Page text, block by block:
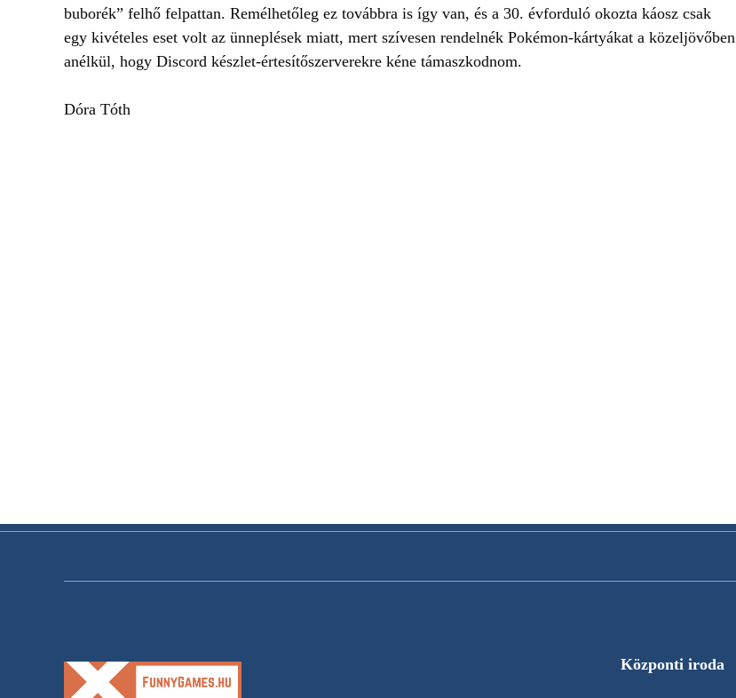
buborék” felhő felpattan. Remélhetőleg ez továbbra is így van, és a 30. évforduló okozta káosz csak
egy kivételes eset volt az ünneplések miatt, mert szívesen rendelnék Pokémon-kártyákat a közeljövőben
anélkül, hogy Discord készlet-értesítőszerverekre kéne támaszkodnom.
Dóra Tóth
Központi iroda